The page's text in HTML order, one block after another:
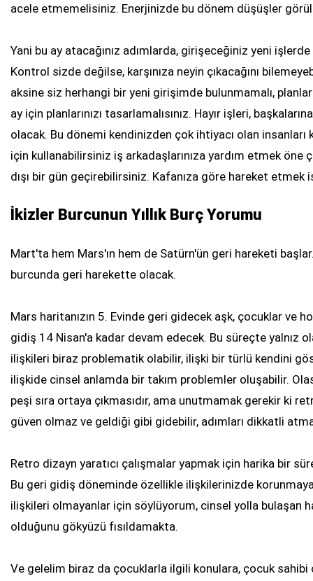
acele etmemelisiniz. Enerjinizde bu dönem düşüşler
Yani bu ay atacağınız adımlarda, girişeceğiniz yeni
Kontrol sizde değilse, karşınıza neyin çıkacağını
aksine siz herhangi bir yeni girişimde bulunmamalı,
ay için planlarınızı tasarlamalısınız. Hayır işleri,
olacak. Bu dönemi kendinizden çok ihtiyacı olan
için kullanabilirsiniz iş arkadaşlarınıza yardım etmek öne
dışı bir gün geçirebilirsiniz. Kafanıza göre hareket etmek
İkizler Burcunun Yıllık Burç Yorumu
Mart'ta hem Mars'ın hem de Satürn'ün geri hareketi
burcunda geri harekette olacak.
Mars haritanızın 5. Evinde geri gidecek aşk, çocuklar ve
gidiş 14 Nisan'a kadar devam edecek. Bu süreçte yalnız
ilişkileri biraz problematik olabilir, ilişki bir türlü kendini
ilişkide cinsel anlamda bir takım problemler oluşabilir.
peşi sıra ortaya çıkmasıdır, ama unutmamak gerekir ki
güven olmaz ve geldiği gibi gidebilir, adımları dikkatli
Retro dizayn yaratıcı çalışmalar yapmak için harika bir
Bu geri gidiş döneminde özellikle ilişkilerinizde
ilişkileri olmayanlar için söylüyorum, cinsel yolla bulaşan
olduğunu gökyüzü fısıldamakta.
Ve gelelim biraz da çocuklarla ilgili konulara, çocuk sahibi